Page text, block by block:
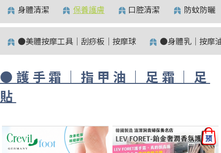
身體清潔 保養護膚 口腔清潔 防蚊防曬
●美體按摩工具｜刮痧板｜按摩球 ●身體乳｜按摩
●護手霜｜指甲油｜足霜｜足
貼